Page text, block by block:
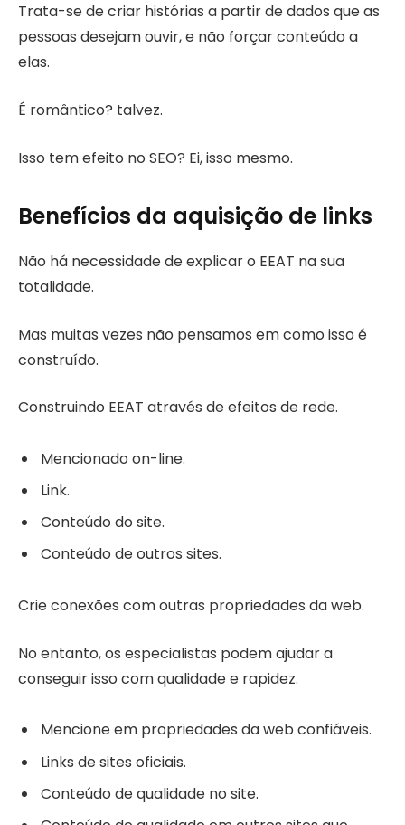
Trata-se de criar histórias a partir de dados que as
pessoas desejam ouvir, e não forçar conteúdo a
elas.
É romântico? talvez.
Isso tem efeito no SEO? Ei, isso mesmo.
Benefícios da aquisição de links
Não há necessidade de explicar o EEAT na sua
totalidade.
Mas muitas vezes não pensamos em como isso é
construído.
Construindo EEAT através de efeitos de rede.
Mencionado on-line.
Link.
Conteúdo do site.
Conteúdo de outros sites.
Crie conexões com outras propriedades da web.
No entanto, os especialistas podem ajudar a
conseguir isso com qualidade e rapidez.
Mencione em propriedades da web confiáveis.
Links de sites oficiais.
Conteúdo de qualidade no site.